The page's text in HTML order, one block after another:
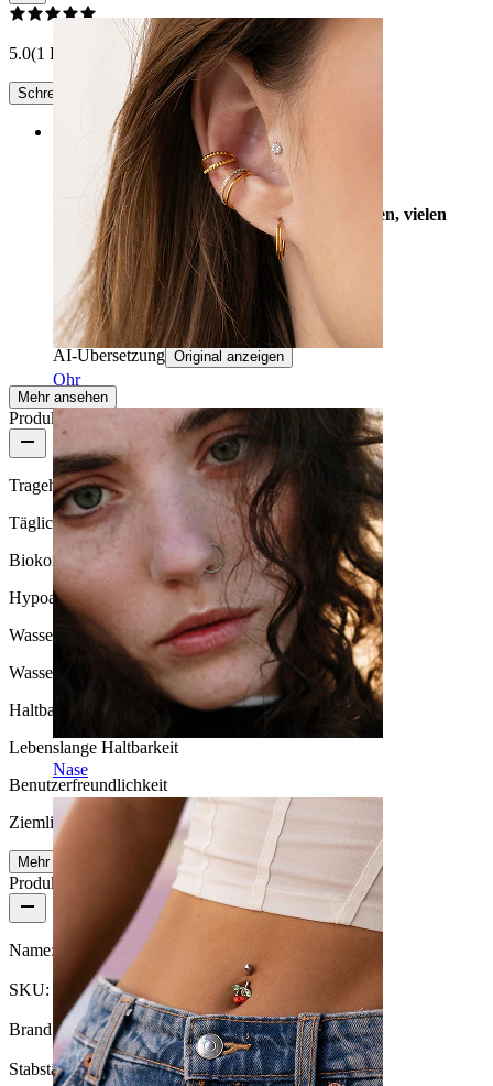
Ohr
Nase
5.0(1 Bewertungen)
Schreibe eine Bewertung
Rating
Super schön, es ist super schnell angekommen, vielen
Dank Bodymod
190
Zulema Verifizierter Kauf
AI-Übersetzung Original anzeigen
Mehr ansehen
Produktqualität
Tragehäufigkeit
Tägliches Tragen
Biokompatibilität
Hypoallergen
Wasserbeständigkeit
Wasserfest
Haltbarkeit
Lebenslange Haltbarkeit
Benutzerfreundlichkeit
Ziemlich leicht
Mehr lesen
Produktdetails
Name: Bauchnabelpiercing aus Titan mit Herzstein
SKU: Belly-59
Brand:Bodymod Premium
Stabstärke:1,6 mm